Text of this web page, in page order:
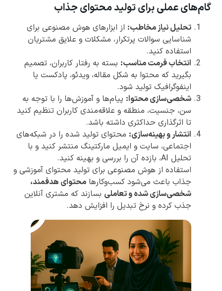
گام‌های عملی برای تولید محتوای جذاب
تحلیل نیاز مخاطب: از ابزارهای هوش مصنوعی برای
شناسایی سوالات پرتکرار، مشکلات و علایق مشتریان
استفاده کنید.
انتخاب فرمت مناسب: بسته به رفتار کاربران، تصمیم
بگیرید که محتوا به شکل مقاله، ویدئو، پادکست یا
اینفوگرافیک تولید شود.
شخصی‌سازی محتوا: پیام‌ها و آموزش‌ها را با توجه به
سن، جنسیت، منطقه و علاقه‌مندی کاربران تنظیم کنید
تا اثرگذاری حداکثری داشته باشد.
انتشار و بهینه‌سازی: محتوای تولید شده را در شبکه‌های
اجتماعی، سایت و ایمیل مارکتینگ منتشر کنید و با
تحلیل AI، بازده آن را بررسی و بهینه کنید.
استفاده از هوش مصنوعی برای تولید محتوای آموزشی و
جذاب باعث می‌شود کسب‌وکارها محتوای هدفمند،
شخصی‌سازی شده و تعاملی بسازند که مشتری آنلاین
جذب کرده و نرخ تبدیل را افزایش دهد.